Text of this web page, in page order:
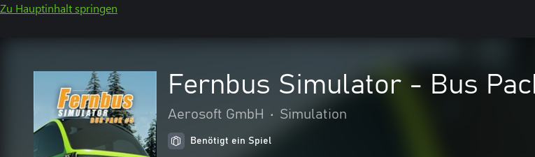
Zu Hauptinhalt springen
Fernbus Simulator - Bus
Aerosoft GmbH • Simulation
Benötigt ein Spiel